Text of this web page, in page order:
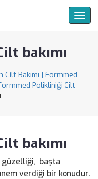
bakımı
Bakımı | Formmed
Polikliniği Cilt
bakımı
güzelliği, başta
verdiği bir konudur.